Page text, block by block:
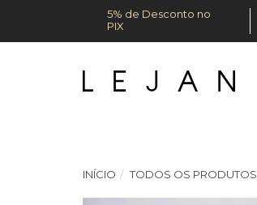
5% de Desconto no
PIX
INÍCIO TODOS OS PRODUTOS